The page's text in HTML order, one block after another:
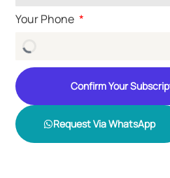
Your Phone
Confirm Your
Request Via WhatsApp